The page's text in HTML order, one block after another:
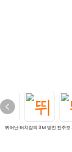
뛰어난 터치감의 3M 방진 진주